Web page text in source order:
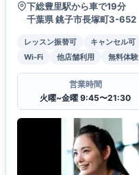
下総豊里駅から車で19分
千葉県 銚子市長塚町3-652
レッスン振替可 キャンセル可
Wi-Fi
他店舗利用 無料体験
営業時間
火曜~金曜 9:45〜21:30